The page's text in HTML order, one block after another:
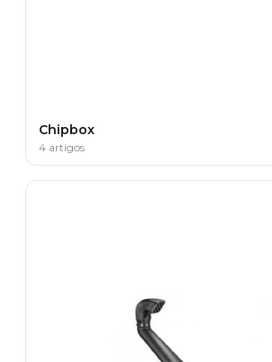
Chipbox
4 artigos